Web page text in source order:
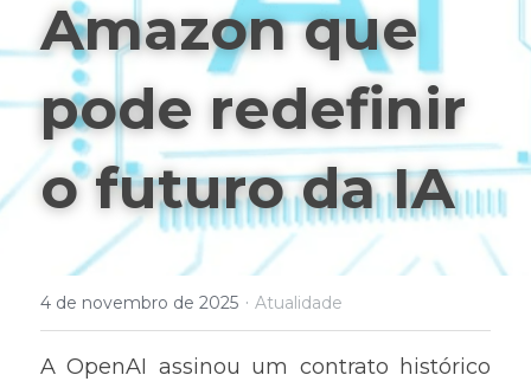
Amazon que
pode redefinir
o futuro da IA
4 de novembro de 2025 · Atualidade
A OpenAI assinou um contrato histórico